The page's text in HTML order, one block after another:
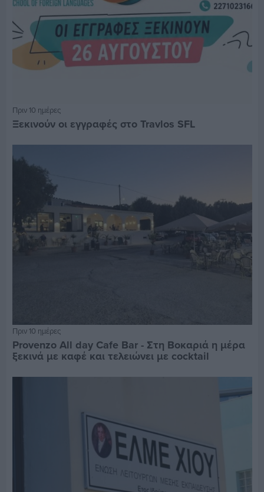
Πριν 10 ημέρες
Ξεκινούν οι εγγραφές στο Travlos SFL
Πριν 10 ημέρες
Provenzo All day Cafe Bar - Στη Βοκαριά η μέρα
ξεκινά με καφέ και τελειώνει με cocktail